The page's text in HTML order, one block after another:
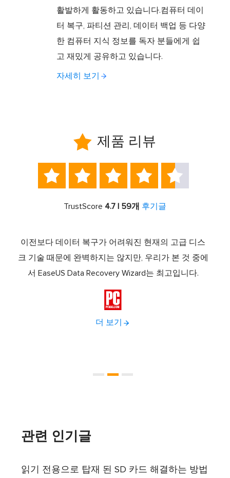
활발하게 활동하고 있습니다.컴퓨터 데이
터 복구, 파티션 관리, 데이터 백업 등 다양
한 컴퓨터 지식 정보를 독자 분들에게 쉽
고 재밌게 공유하고 있습니다.
자세히 보기
 제품 리뷰
    
TrustScore 4.7 | 59개 후기글
이전보다 데이터 복구가 어려워진 현재의 고급 디스
크 기술 때문에 완벽하지는 않지만, 우리가 본 것 중에
서 EaseUS Data Recovery Wizard는 최고입니다.

더 보기
관련 인기글
읽기 전용으로 탑재 된 SD 카드 해결하는 방법